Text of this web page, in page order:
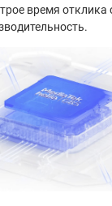
время отклика